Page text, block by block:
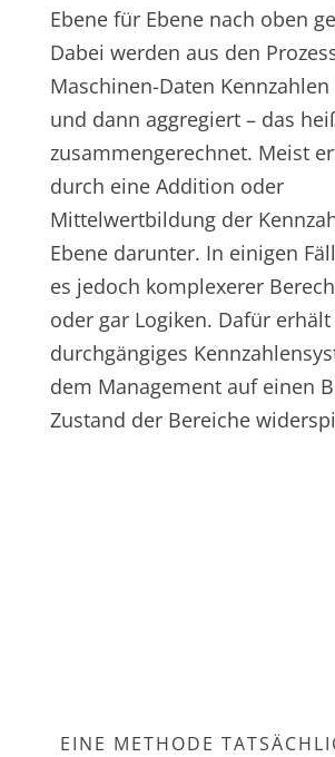
Ebene für Ebene nach oben
Dabei werden aus den
Maschinen-Daten
und dann aggregiert – das
zusammengerechnet. Meist
durch eine Addition oder
Mittelwertbildung der
Ebene darunter. In einigen
es jedoch komplexerer
oder gar Logiken. Dafür
durchgängiges
dem Management auf einen
Zustand der Bereiche
EINE METHODE